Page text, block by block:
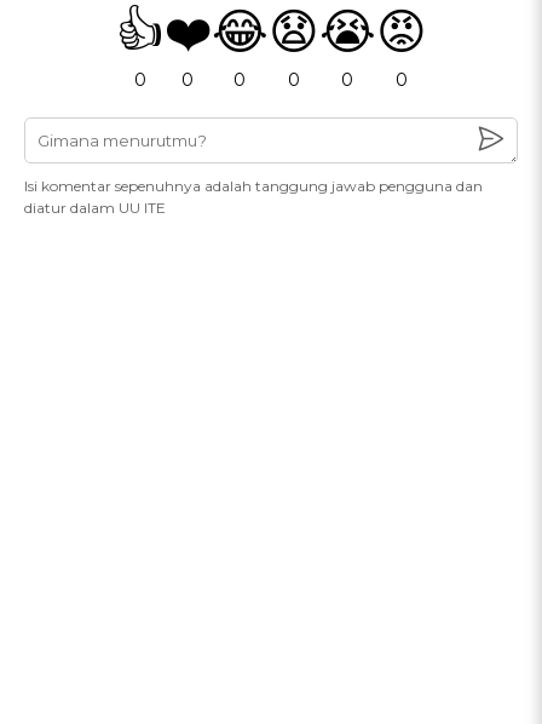
👍
0
❤️
0
😂
0
😧
0
😭
0
😡
0
Isi komentar sepenuhnya adalah tanggung jawab pengguna dan
diatur dalam UU ITE